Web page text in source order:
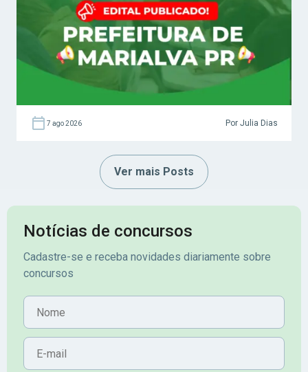
7 ago 2026 Por Julia Dias
Ver mais Posts
Notícias de concursos
Cadastre-se e receba novidades diariamente sobre
concursos
Nome
E-mail